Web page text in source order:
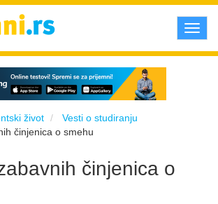
život
Vesti o studiranju
činjenica o smehu
činjenica o